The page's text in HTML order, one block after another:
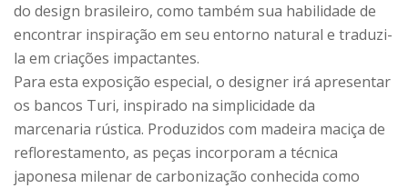
do design brasileiro, como também sua habilidade de
encontrar inspiração em seu entorno natural e traduzi-
la em criações impactantes.
Para esta exposição especial, o designer irá apresentar
os bancos Turi, inspirado na simplicidade da
marcenaria rústica. Produzidos com madeira maciça de
reflorestamento, as peças incorporam a técnica
japonesa milenar de carbonização conhecida como